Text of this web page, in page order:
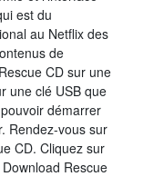
est du
au Netflix des
de
CD sur une
une clé USB que
démarrer
Rendez-vous sur
CD. Cliquez sur
Rescue